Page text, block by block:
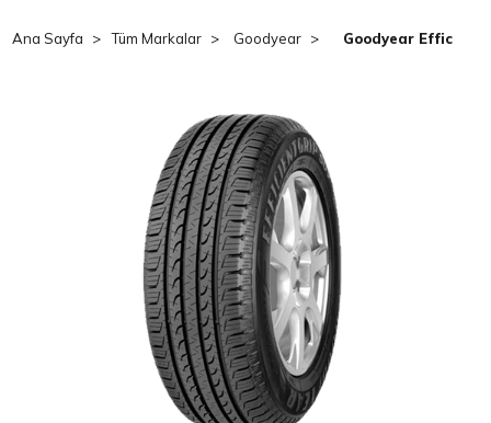
Ana Sayfa Tüm Markalar Goodyear Goodyear